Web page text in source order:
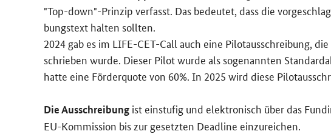
"Top-down"-​Prinzip ver­fasst. Das be­deu­tet, dass die
bungs­text hal­ten soll­ten.
2024 gab es im LIFE-​CET-Call auch eine Pi­lot­aus­schrei­bung,
schrie­ben wurde. Die­ser Pilot wurde als so­ge­nann­ten
hatte eine För­der­quo­te von 60%. In 2025 wird diese
Die Aus­schrei­bung ist ein­stu­fig und elek­tro­nisch über das
EU-​Kommission bis zur ge­setz­ten Deadline ein­zu­rei­chen.